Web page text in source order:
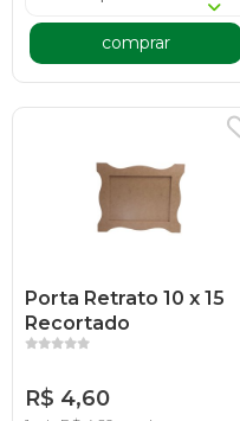
comprar
Porta Retrato 10 x 15
Recortado
R$ 4,60